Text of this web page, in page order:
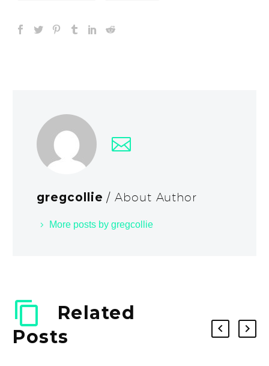
gregcollie/ About Author
More posts by gregcollie
Related
Posts